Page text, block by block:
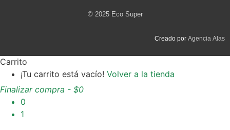
© 2025 Eco Super
Creado por Agencia Alas
Carrito
¡Tu carrito está vacío! Volver a la tienda
Finalizar compra - $0
0
1